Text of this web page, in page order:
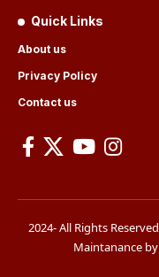
Quick Links
About us
Privacy Policy
Contact us
2024- All Rights
Maintanance by